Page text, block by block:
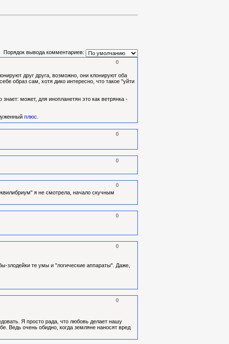
Порядок вывода комментариев:
0
друг друга, возможно, они клонируют оба
образ сам, хотя дико интересно, что такое "уйти
может, для инопланетян это как ветрянка -
плюс
0
0
0
я не смотрела, начало скучным
0
0
злодейки те умы и "логические аппараты". Даже,
0
Я просто рада, что любовь делает нашу
Ведь очень обидно, когда земляне наносят вред